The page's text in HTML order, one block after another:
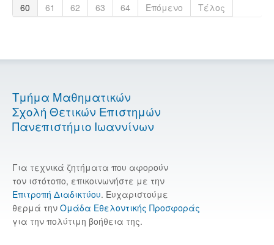
60
61 62 63 64 Επόμενο Τέλος
Τμήμα Μαθηματικών
Σχολή Θετικών Επιστημών
Πανεπιστήμιο Ιωαννίνων
Για τεχνικά ζητήματα που αφορούν
τον ιστότοπο, επικοινωνήστε με την
Επιτροπή Διαδικτύου. Ευχαριστούμε
θερμά την Ομάδα Εθελοντικής Προσφοράς
για την πολύτιμη βοήθεια της.